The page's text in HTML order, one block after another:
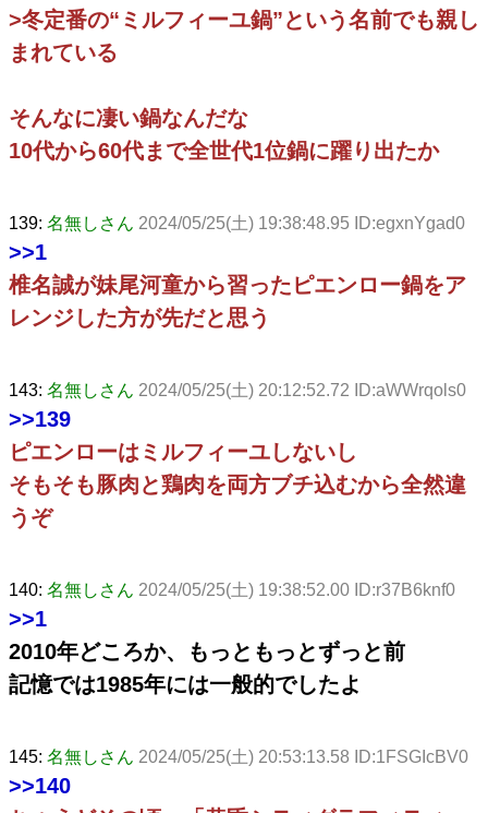
>冬定番の“ミルフィーユ鍋”という名前でも親し
まれている
そんなに凄い鍋なんだな
10代から60代まで全世代1位鍋に躍り出たか
139: 名無しさん 2024/05/25(土) 19:38:48.95 ID:egxnYgad0
>>1
椎名誠が妹尾河童から習ったピエンロー鍋をア
レンジした方が先だと思う
143: 名無しさん 2024/05/25(土) 20:12:52.72 ID:aWWrqols0
>>139
ピエンローはミルフィーユしないし
そもそも豚肉と鶏肉を両方ブチ込むから全然違
うぞ
140: 名無しさん 2024/05/25(土) 19:38:52.00 ID:r37B6knf0
>>1
2010年どころか、もっともっとずっと前
記憶では1985年には一般的でしたよ
145: 名無しさん 2024/05/25(土) 20:53:13.58 ID:1FSGIcBV0
>>140